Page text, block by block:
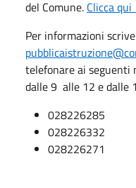
del Comune. Clicca qui
Per informazioni
telefonare ai seguenti
dalle 9 alle 12 e dalle
028226285
028226332
028226271